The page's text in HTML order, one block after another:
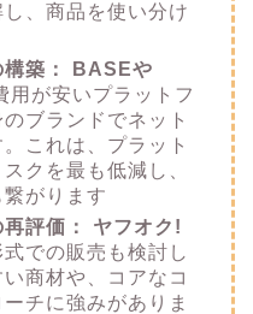
、商品を使い分け
築：
BASEや
用が安いプラットフ
ブランドでネット
これは、プラット
クを最も低減し、
がります
評価：
ヤフオク!
での販売も検討し
商材や、コアなコ
チに強みがありま